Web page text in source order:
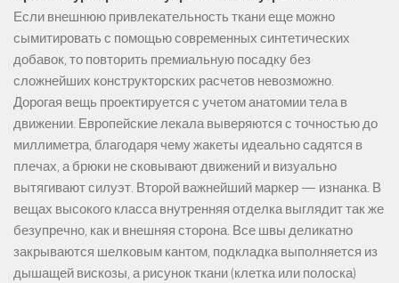
Если внешнюю привлекательность ткани еще можно
сымитировать с помощью современных синтетических
добавок, то повторить премиальную посадку без
сложнейших конструкторских расчетов невозможно.
Дорогая вещь проектируется с учетом анатомии тела в
движении. Европейские лекала выверяются с точностью до
миллиметра, благодаря чему жакеты идеально садятся в
плечах, а брюки не сковывают движений и визуально
вытягивают силуэт. Второй важнейший маркер — изнанка. В
вещах высокого класса внутренняя отделка выглядит так же
безупречно, как и внешняя сторона. Все швы деликатно
закрываются шелковым кантом, подкладка выполняется из
дышащей вискозы, а рисунок ткани (клетка или полоска)